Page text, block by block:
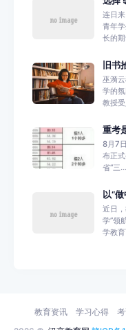
连日
青年
长的
旧书
巫漪
学的
教授
重考
8月7
布正
省“三...
以“
近日
学”领
学教
教育资讯 学习心得